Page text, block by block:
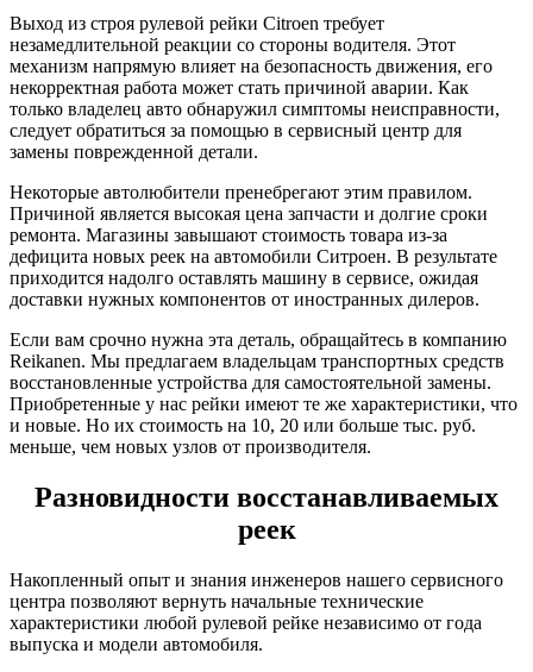
Выход из строя рулевой рейки Citroen требует
незамедлительной реакции со стороны водителя. Этот
механизм напрямую влияет на безопасность движения, его
некорректная работа может стать причиной аварии. Как
только владелец авто обнаружил симптомы неисправности,
следует обратиться за помощью в сервисный центр для
замены поврежденной детали.
Некоторые автолюбители пренебрегают этим правилом.
Причиной является высокая цена запчасти и долгие сроки
ремонта. Магазины завышают стоимость товара из-за
дефицита новых реек на автомобили Ситроен. В результате
приходится надолго оставлять машину в сервисе, ожидая
доставки нужных компонентов от иностранных дилеров.
Если вам срочно нужна эта деталь, обращайтесь в компанию
Reikanen. Мы предлагаем владельцам транспортных средств
восстановленные устройства для самостоятельной замены.
Приобретенные у нас рейки имеют те же характеристики, что
и новые. Но их стоимость на 10, 20 или больше тыс. руб.
меньше, чем новых узлов от производителя.
Разновидности восстанавливаемых
реек
Накопленный опыт и знания инженеров нашего сервисного
центра позволяют вернуть начальные технические
характеристики любой рулевой рейке независимо от года
выпуска и модели автомобиля.